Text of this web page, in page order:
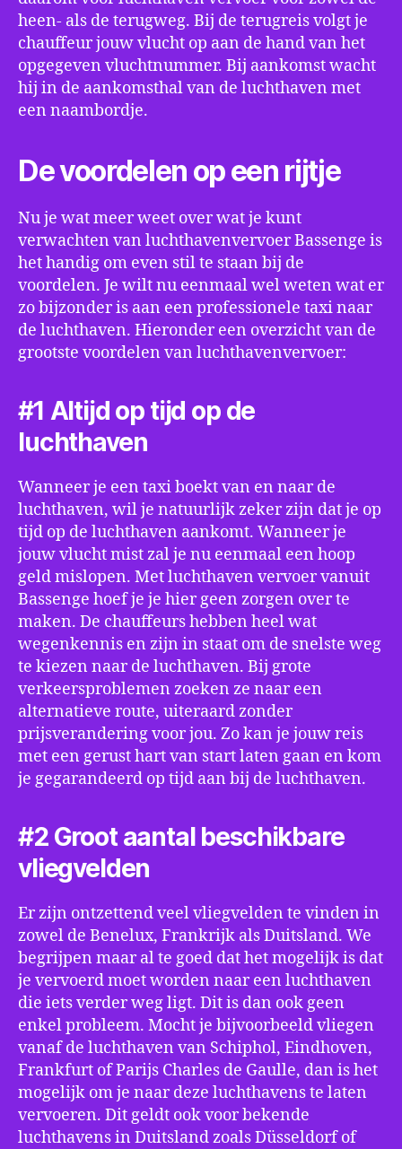
heen- als de terugweg. Bij de terugreis volgt je
chauffeur jouw vlucht op aan de hand van het
opgegeven vluchtnummer. Bij aankomst wacht
hij in de aankomsthal van de luchthaven met
een naambordje.
De voordelen op een rijtje
Nu je wat meer weet over wat je kunt
verwachten van luchthavenvervoer Bassenge is
het handig om even stil te staan bij de
voordelen. Je wilt nu eenmaal wel weten wat er
zo bijzonder is aan een professionele taxi naar
de luchthaven. Hieronder een overzicht van de
grootste voordelen van luchthavenvervoer:
#1 Altijd op tijd op de
luchthaven
Wanneer je een taxi boekt van en naar de
luchthaven, wil je natuurlijk zeker zijn dat je op
tijd op de luchthaven aankomt. Wanneer je
jouw vlucht mist zal je nu eenmaal een hoop
geld mislopen. Met luchthaven vervoer vanuit
Bassenge hoef je je hier geen zorgen over te
maken. De chauffeurs hebben heel wat
wegenkennis en zijn in staat om de snelste weg
te kiezen naar de luchthaven. Bij grote
verkeersproblemen zoeken ze naar een
alternatieve route, uiteraard zonder
prijsverandering voor jou. Zo kan je jouw reis
met een gerust hart van start laten gaan en kom
je gegarandeerd op tijd aan bij de luchthaven.
#2 Groot aantal beschikbare
vliegvelden
Er zijn ontzettend veel vliegvelden te vinden in
zowel de Benelux, Frankrijk als Duitsland. We
begrijpen maar al te goed dat het mogelijk is dat
je vervoerd moet worden naar een luchthaven
die iets verder weg ligt. Dit is dan ook geen
enkel probleem. Mocht je bijvoorbeeld vliegen
vanaf de luchthaven van Schiphol, Eindhoven,
Frankfurt of Parijs Charles de Gaulle, dan is het
mogelijk om je naar deze luchthavens te laten
vervoeren. Dit geldt ook voor bekende
luchthavens in Duitsland zoals Düsseldorf of